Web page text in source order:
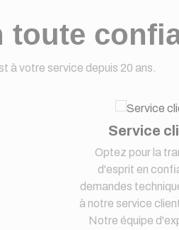
toute
à votre service depuis 20 ans.
Service
Optez pour la
d'esprit en
demandes
à notre service
Notre équipe